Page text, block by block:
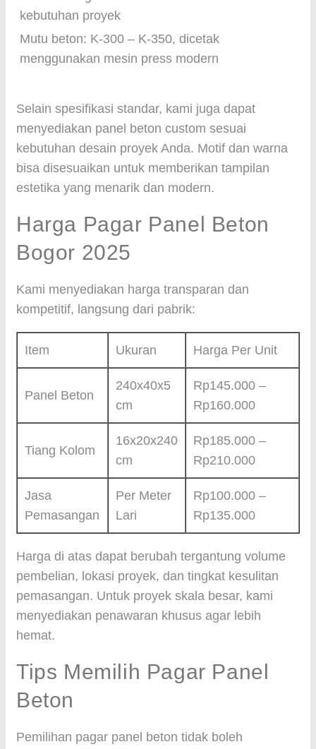
kebutuhan proyek
Mutu beton: K-300 – K-350, dicetak
menggunakan mesin press modern
Selain spesifikasi standar, kami juga dapat
menyediakan panel beton custom sesuai
kebutuhan desain proyek Anda. Motif dan warna
bisa disesuaikan untuk memberikan tampilan
estetika yang menarik dan modern.
Harga Pagar Panel Beton
Bogor 2025
Kami menyediakan harga transparan dan
kompetitif, langsung dari pabrik:
Item Ukuran Harga Per Unit
Panel Beton
240x40x5
cm
Rp145.000 –
Rp160.000
Tiang Kolom
16x20x240
cm
Rp185.000 –
Rp210.000
Jasa
Pemasangan
Per Meter
Lari
Rp100.000 –
Rp135.000
Harga di atas dapat berubah tergantung volume
pembelian, lokasi proyek, dan tingkat kesulitan
pemasangan. Untuk proyek skala besar, kami
menyediakan penawaran khusus agar lebih
hemat.
Tips Memilih Pagar Panel
Beton
Pemilihan pagar panel beton tidak boleh